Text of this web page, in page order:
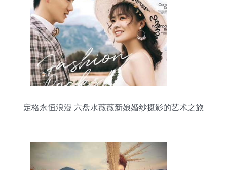
定格永恒浪漫 六盘水薇薇新娘婚纱摄影的艺术之旅